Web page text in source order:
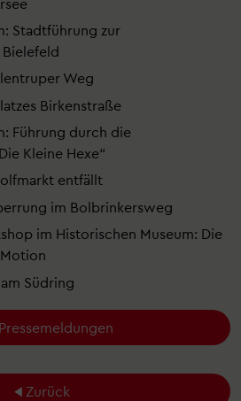
Stadtführung zur
Weg
Birkenstraße
Führung durch die
Kleine Hexe“
entfällt
im Bolbrinkersweg
im Historischen Museum: Die
Südring
Zurück